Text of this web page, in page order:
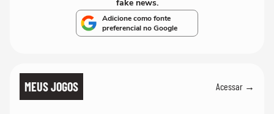
fake news.
Adicione como fonte
preferencial no Google
MEUS JOGOS Acessar →